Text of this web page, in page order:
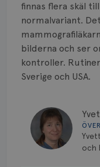
finnas flera skäl
normalvariant.
bilderna och ser
kontroller.
Sverige och USA.
och